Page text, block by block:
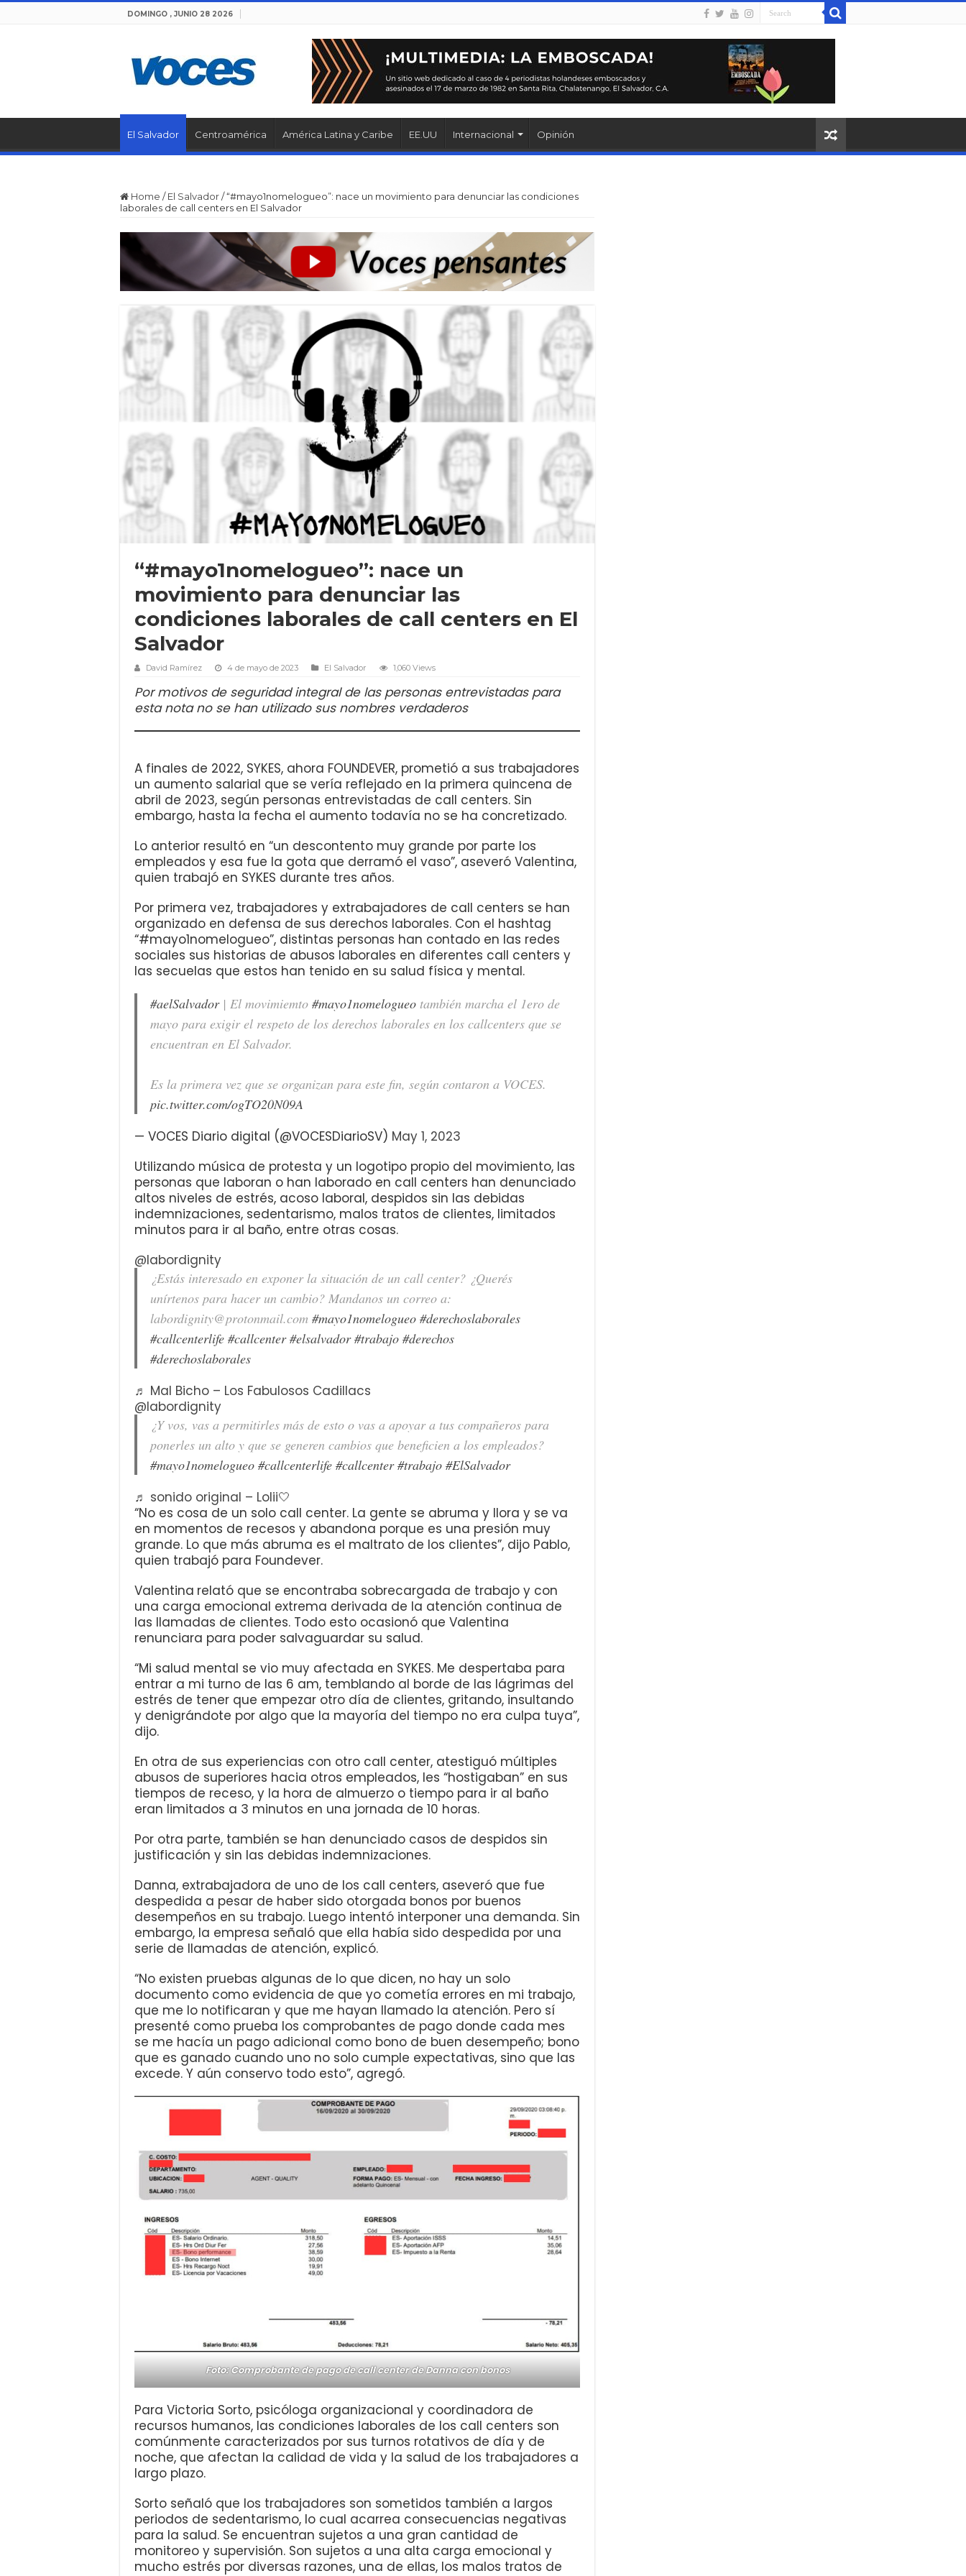
DOMINGO , JUNIO 28 2026
El Salvador Centroamérica América Latina y Caribe EE.UU Internacional Opinión
Home / El Salvador/“#mayo1nomelogueo”: nace un movimiento para denunciar las condiciones
laborales de call centers en El Salvador
“#mayo1nomelogueo”: nace un
movimiento para denunciar las
condiciones laborales de call centers en El
Salvador
David Ramírez 4 de mayo de 2023 El Salvador 1,060 Views
Por motivos de seguridad integral de las personas entrevistadas para
esta nota no se han utilizado sus nombres verdaderos
A finales de 2022, SYKES, ahora FOUNDEVER, prometió a sus trabajadores
un aumento salarial que se vería reflejado en la primera quincena de
abril de 2023, según personas entrevistadas de call centers. Sin
embargo, hasta la fecha el aumento todavía no se ha concretizado.
Lo anterior resultó en “un descontento muy grande por parte los
empleados y esa fue la gota que derramó el vaso”, aseveró Valentina,
quien trabajó en SYKES durante tres años.
Por primera vez, trabajadores y extrabajadores de call centers se han
organizado en defensa de sus derechos laborales. Con el hashtag
“#mayo1nomelogueo”, distintas personas han contado en las redes
sociales sus historias de abusos laborales en diferentes call centers y
las secuelas que estos han tenido en su salud física y mental.
#aelSalvador| El movimiemto #mayo1nomelogueo también marcha el 1ero de
mayo para exigir el respeto de los derechos laborales en los callcenters que se
encuentran en El Salvador.
Es la primera vez que se organizan para este fin, según contaron a VOCES.
pic.twitter.com/ogTO20N09A
— VOCES Diario digital (@VOCESDiarioSV) May 1, 2023
Utilizando música de protesta y un logotipo propio del movimiento, las
personas que laboran o han laborado en call centers han denunciado
altos niveles de estrés, acoso laboral, despidos sin las debidas
indemnizaciones, sedentarismo, malos tratos de clientes, limitados
minutos para ir al baño, entre otras cosas.
@labordignity
¿Estás interesado en exponer la situación de un call center? ¿Querés
unírtenos para hacer un cambio? Mandanos un correo a:
labordignity@protonmail.com #mayo1nomelogueo #derechoslaborales
#callcenterlife #callcenter #elsalvador #trabajo #derechos
#derechoslaborales
♬ Mal Bicho – Los Fabulosos Cadillacs
@labordignity
¿Y vos, vas a permitirles más de esto o vas a apoyar a tus compañeros para
ponerles un alto y que se generen cambios que beneficien a los empleados?
#mayo1nomelogueo #callcenterlife #callcenter #trabajo #ElSalvador
♬ sonido original – Lolii🤍
“No es cosa de un solo call center. La gente se abruma y llora y se va
en momentos de recesos y abandona porque es una presión muy
grande. Lo que más abruma es el maltrato de los clientes”, dijo Pablo,
quien trabajó para Foundever.
Valentina relató que se encontraba sobrecargada de trabajo y con
una carga emocional extrema derivada de la atención continua de
las llamadas de clientes. Todo esto ocasionó que Valentina
renunciara para poder salvaguardar su salud.
“Mi salud mental se vio muy afectada en SYKES. Me despertaba para
entrar a mi turno de las 6 am, temblando al borde de las lágrimas del
estrés de tener que empezar otro día de clientes, gritando, insultando
y denigrándote por algo que la mayoría del tiempo no era culpa tuya”,
dijo.
En otra de sus experiencias con otro call center, atestiguó múltiples
abusos de superiores hacia otros empleados, les “hostigaban” en sus
tiempos de receso, y la hora de almuerzo o tiempo para ir al baño
eran limitados a 3 minutos en una jornada de 10 horas.
Por otra parte, también se han denunciado casos de despidos sin
justificación y sin las debidas indemnizaciones.
Danna, extrabajadora de uno de los call centers, aseveró que fue
despedida a pesar de haber sido otorgada bonos por buenos
desempeños en su trabajo. Luego intentó interponer una demanda. Sin
embargo, la empresa señaló que ella había sido despedida por una
serie de llamadas de atención, explicó.
“No existen pruebas algunas de lo que dicen, no hay un solo
documento como evidencia de que yo cometía errores en mi trabajo,
que me lo notificaran y que me hayan llamado la atención. Pero sí
presenté como prueba los comprobantes de pago donde cada mes
se me hacía un pago adicional como bono de buen desempeño; bono
que es ganado cuando uno no solo cumple expectativas, sino que las
excede. Y aún conservo todo esto”, agregó.
Foto: Comprobante de pago de call center de Danna con bonos
Para Victoria Sorto, psicóloga organizacional y coordinadora de
recursos humanos, las condiciones laborales de los call centers son
comúnmente caracterizados por sus turnos rotativos de día y de
noche, que afectan la calidad de vida y la salud de los trabajadores a
largo plazo.
Sorto señaló que los trabajadores son sometidos también a largos
periodos de sedentarismo, lo cual acarrea consecuencias negativas
para la salud. Se encuentran sujetos a una gran cantidad de
monitoreo y supervisión. Son sujetos a una alta carga emocional y
mucho estrés por diversas razones, una de ellas, los malos tratos de